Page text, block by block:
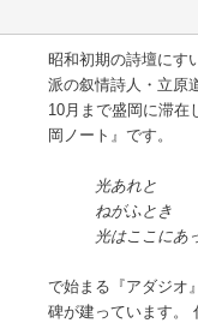
昭和初期の詩壇にす
派の叙情詩人・立原
10月まで盛岡に滞在
岡ノート』です。
光あれと
ねがふとき
光はここにあ
で始まる『アダジオ
碑が建っています。